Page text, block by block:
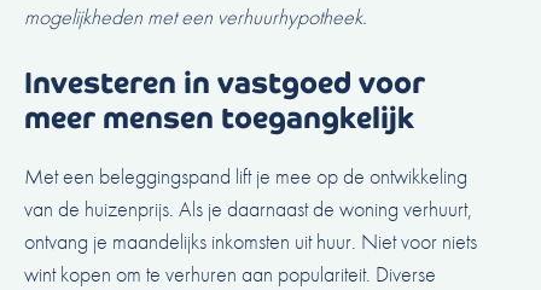
mogelijkheden met een verhuurhypotheek.
Investeren in vastgoed voor
meer mensen toegangkelijk
Met een beleggingspand lift je mee op de ontwikkeling
van de huizenprijs. Als je daarnaast de woning verhuurt,
ontvang je maandelijks inkomsten uit huur. Niet voor niets
wint kopen om te verhuren aan populariteit. Diverse